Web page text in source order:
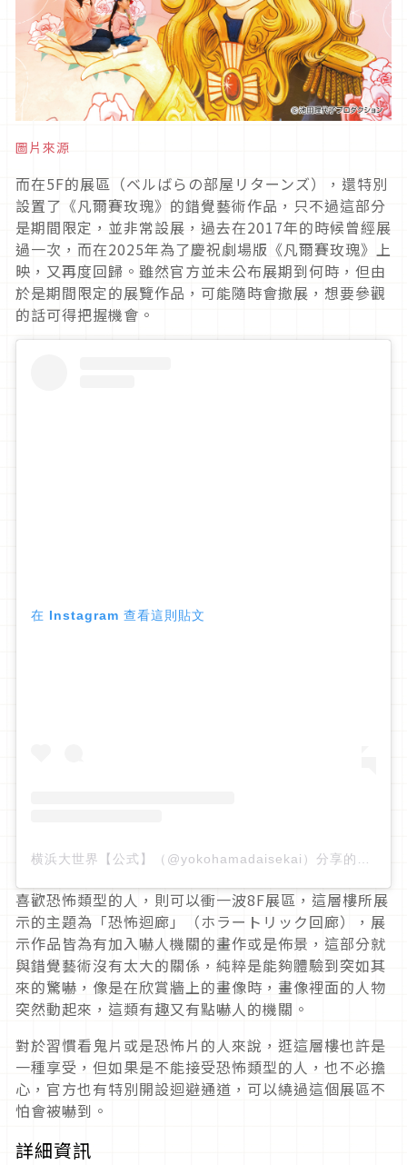
圖片來源
而在5F的展區（ベルばらの部屋リターンズ），還特別
設置了《凡爾賽玫瑰》的錯覺藝術作品，只不過這部分
是期間限定，並非常設展，過去在2017年的時候曾經展
過一次，而在2025年為了慶祝劇場版《凡爾賽玫瑰》上
映，又再度回歸。雖然官方並未公布展期到何時，但由
於是期間限定的展覽作品，可能隨時會撤展，想要參觀
的話可得把握機會。
在 Instagram 查看這則貼文
喜歡恐怖類型的人，則可以衝一波8F展區，這層樓所展
示的主題為「恐怖迴廊」（ホラートリック回廊），展
示作品皆為有加入嚇人機關的畫作或是佈景，這部分就
與錯覺藝術沒有太大的關係，純粹是能夠體驗到突如其
來的驚嚇，像是在欣賞牆上的畫像時，畫像裡面的人物
突然動起來，這類有趣又有點嚇人的機關。
對於習慣看鬼片或是恐怖片的人來說，逛這層樓也許是
一種享受，但如果是不能接受恐怖類型的人，也不必擔
心，官方也有特別開設迴避通道，可以繞過這個展區不
怕會被嚇到。
詳細資訊